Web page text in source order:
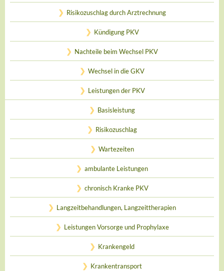
Risikozuschlag durch Arztrechnung
Kündigung PKV
Nachteile beim Wechsel PKV
Wechsel in die GKV
Leistungen der PKV
Basisleistung
Risikozuschlag
Wartezeiten
ambulante Leistungen
chronisch Kranke PKV
Langzeitbehandlungen, Langzeittherapien
Leistungen Vorsorge und Prophylaxe
Krankengeld
Krankentransport